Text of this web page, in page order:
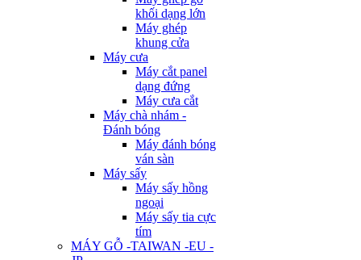
khối dạng lớn
Máy ghép
khung cửa
Máy cưa
Máy cắt panel
dạng đứng
Máy cưa cắt
Máy chà nhám -
Đánh bóng
Máy đánh bóng
ván sàn
Máy sấy
Máy sấy hồng
ngoại
Máy sấy tia cực
tím
MÁY GỖ -TAIWAN -EU -